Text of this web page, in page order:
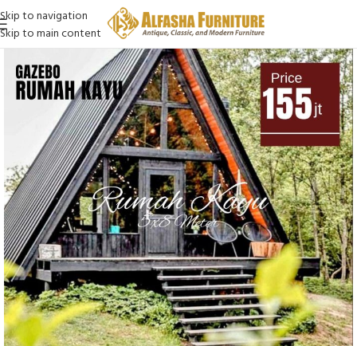
Skip to navigation
Skip to main content